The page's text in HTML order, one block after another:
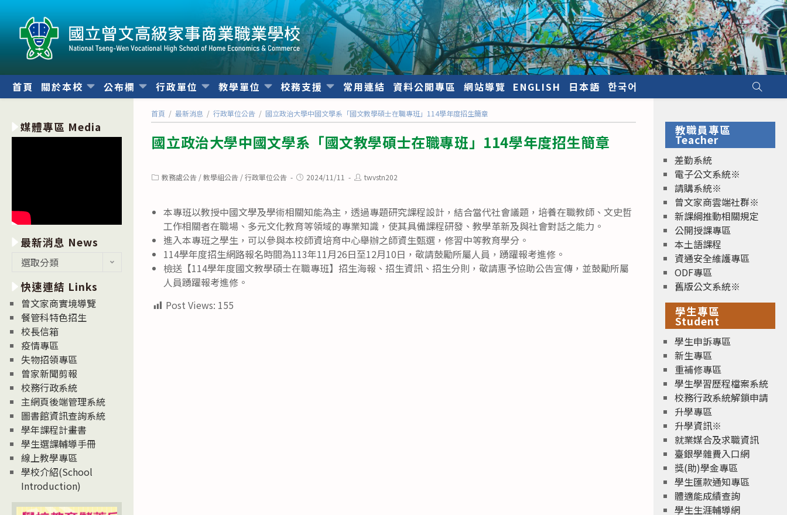
內
首頁 關於本校 公布欄 行政單位 教學單位 校務支援 常用連結 資料公開專區 網站導覽 ENGLISH 日本語 한국어
首頁 / 最新消息 / 行政單位公告 / 國立政治大學中國文學系「國文教學碩士在職專班」114學年度招生簡章
國立政治大學中國文學系「國文教學碩士在職專班」114學年度招生簡章
Post教務處公告 / 教學組公告 / 行政單位公告
Post2024/11/11
Posttwvstn202
本專班以教授中國文學及學術相關知能為主，透過專題研究課程設計，結合當代社會議題，培養在職教師、文史哲
工作相關者在職場、多元文化教育等領域的專業知識，使其具備課程研發、教學革新及與社會對話之能力。
進入本專班之學生，可以參與本校師資培育中心舉辦之師資生甄選，修習中等教育學分。
114學年度招生網路報名時間為113年11月26日至12月10日，敬請鼓勵所屬人員，踴躍報考進修。
檢送【114學年度國文教學碩士在職專班】招生海報、招生資訊、招生分則，敬請惠予協助公告宣傳，並鼓勵所屬
人員踴躍報考進修。
Post Views: 155
媒體專區 Media
最新消息 News
消
息
News
選取分類
快速連結 Links
曾文家商實境導覽
餐管科特色招生
校長信箱
疫情專區
失物招領專區
曾家新聞剪報
校務行政系統
主網頁後端管理系統
圖書館資訊查詢系統
學年課程計畫書
學生選課輔導手冊
線上教學專區
學校介紹(School
Introduction)
教職員專區
Teacher
差勤系統
電子公文系統※
請購系統※
曾文家商雲端社群※
新課綱推動相關規定
公開授課專區
本土語課程
資通安全維護專區
ODF專區
舊版公文系統※
學生專區
Student
學生申訴專區
新生專區
重補修專區
學生學習歷程檔案系統
校務行政系統解鎖申請
升學專區
升學資訊※
就業媒合及求職資訊
臺銀學雜費入口網
獎(助)學金專區
學生匯款通知專區
體適能成績查詢
學生生涯輔導網